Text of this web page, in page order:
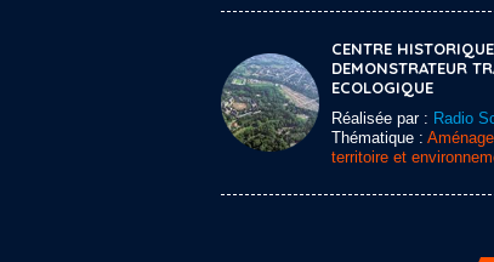
CENTRE
DEMONSTRATEUR
ECOLOGIQUE
Réalisée par : Radio
Thématique :
territoire et